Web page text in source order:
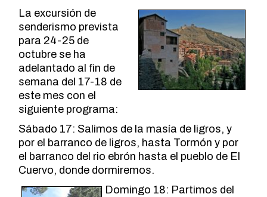
La excursión de
senderismo prevista
para 24-25 de
octubre se ha
adelantado al fin de
semana del 17-18 de
este mes con el
siguiente programa:
Sábado 17: Salimos de la masía de ligros, y
por el barranco de ligros, hasta Tormón y por
el barranco del rio ebrón hasta el pueblo de El
Cuervo, donde dormiremos.
Domingo 18: Partimos del